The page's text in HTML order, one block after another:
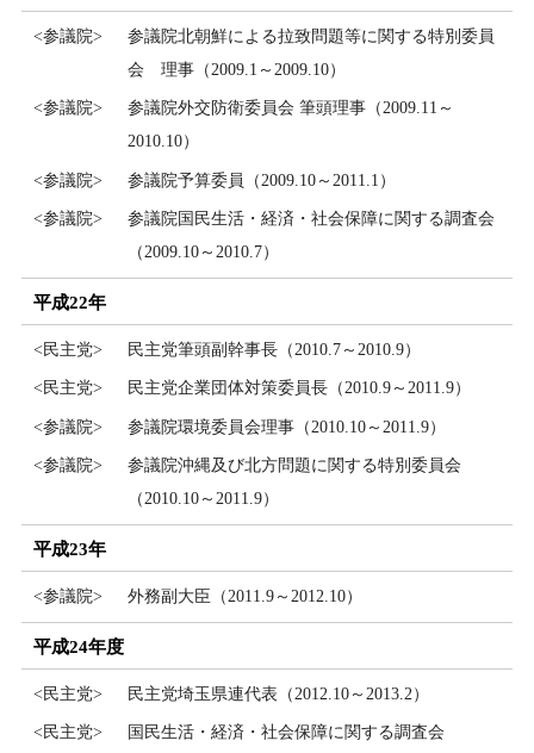
<参議院>
参議院北朝鮮による拉致問題等に関する特別委員
会 理事（2009.1～2009.10）
<参議院>
参議院外交防衛委員会 筆頭理事（2009.11～
2010.10）
<参議院> 参議院予算委員（2009.10～2011.1）
<参議院>
参議院国民生活・経済・社会保障に関する調査会
（2009.10～2010.7）
平成22年
<民主党> 民主党筆頭副幹事長（2010.7～2010.9）
<民主党> 民主党企業団体対策委員長（2010.9～2011.9）
<参議院> 参議院環境委員会理事（2010.10～2011.9）
<参議院>
参議院沖縄及び北方問題に関する特別委員会
（2010.10～2011.9）
平成23年
<参議院> 外務副大臣（2011.9～2012.10）
平成24年度
<民主党> 民主党埼玉県連代表（2012.10～2013.2）
<民主党>
国民生活・経済・社会保障に関する調査会